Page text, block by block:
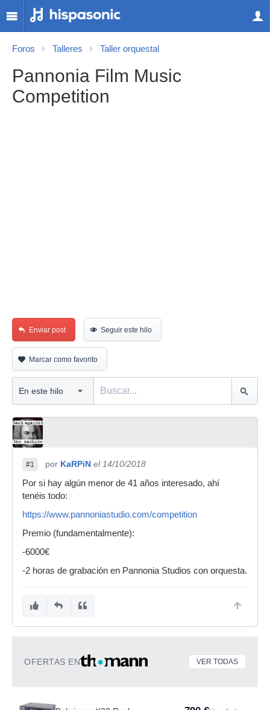
Foros Talleres Taller orquestal
Pannonia Film Music
Competition
Enviar post Seguir este hilo
Marcar como favorito
#1 por KaRPiN el 14/10/2018
Por si hay algún menor de 41 años interesado, ahí
tenéis todo:
https://www.pannoniastudio.com/competition
Premio (fundamentalmente):
-6000€
-2 horas de grabación en Pannonia Studios con orquesta.
OFERTAS EN VER TODAS